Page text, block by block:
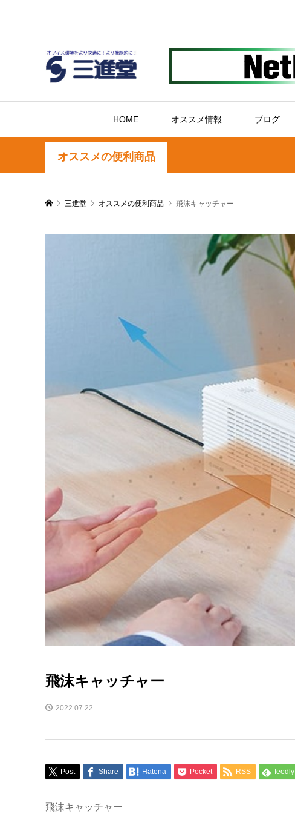
HOME オススメ情報 ブログ
オススメの便利商品
三進堂 オススメの便利商品 飛沫キャッチャー
飛沫キャッチャー
2022.07.22
Post Share Hatena Pocket RSS feedly
飛沫キャッチャー